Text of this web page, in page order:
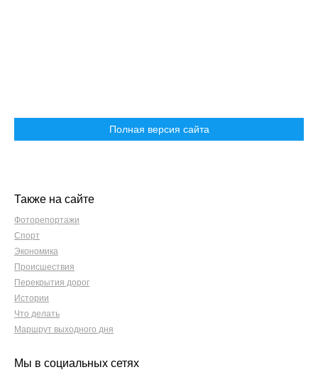
Полная версия сайта
Также на сайте
Фоторепортажи
Спорт
Экономика
Происшествия
Перекрытия дорог
Истории
Что делать
Маршрут выходного дня
Мы в социальных сетях